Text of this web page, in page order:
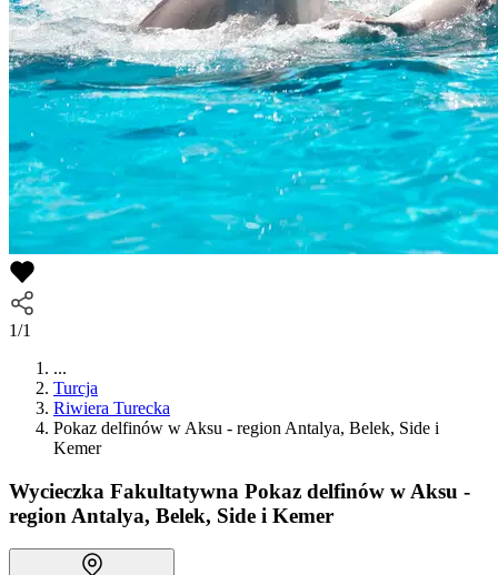
1/1
...
Turcja
Riwiera Turecka
Pokaz delfinów w Aksu - region Antalya, Belek, Side i
Kemer
Wycieczka Fakultatywna Pokaz delfinów w Aksu -
region Antalya, Belek, Side i Kemer